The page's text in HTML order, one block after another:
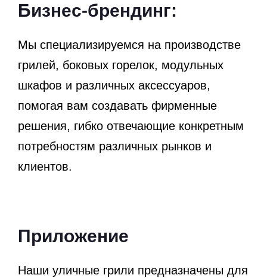
Бизнес-брендинг:
Мы специализируемся на производстве
грилей, боковых горелок, модульных
шкафов и различных аксессуаров,
помогая вам создавать фирменные
решения, гибко отвечающие конкретным
потребностям различных рынков и
клиентов.
Приложение
Наши уличные грили предназначены для